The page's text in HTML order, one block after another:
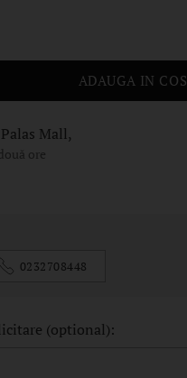
ADAUGA IN COS
Mall,
ore
0232708448
(optional):